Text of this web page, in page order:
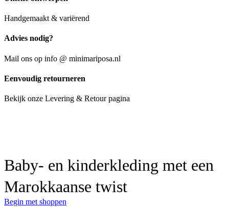
Handgemaakt & variërend
Advies nodig?
Mail ons op info @ minimariposa.nl
Eenvoudig retourneren
Bekijk onze Levering & Retour pagina
Baby- en kinderkleding met een
Marokkaanse twist
Begin met shoppen